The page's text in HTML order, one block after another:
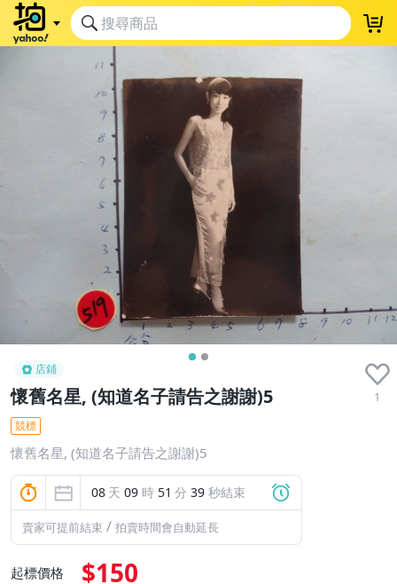
店鋪
懷舊名星, (知道名子請告之謝謝)5 1
競標
懷舊名星, (知道名子請告之謝謝)5
08 天 09 時 51 分 38 秒結束
賣家可提前結束 / 拍賣時間會自動延長
起標價格 $150